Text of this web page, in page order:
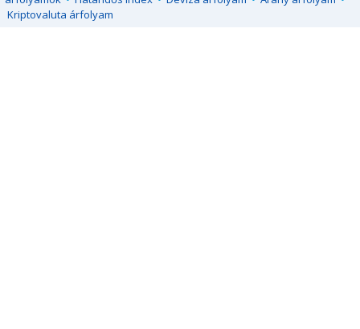
Kriptovaluta árfolyam